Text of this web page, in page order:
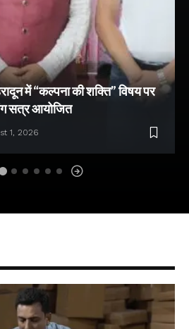
में “कल्पना की शक्ति” विषय पर
सत्र आयोजित
1, 2026